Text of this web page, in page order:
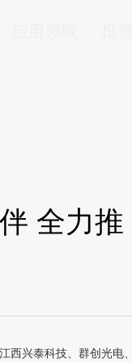
全力推
西兴泰科技、群创光电